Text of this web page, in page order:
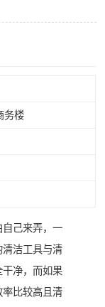
务楼
己来弄，一
洁工具与清
净，而如果
比较高且清